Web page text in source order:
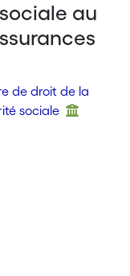
au
de droit de la
sociale